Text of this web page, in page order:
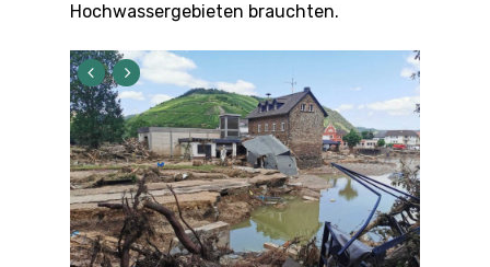
Hochwassergebieten brauchten.